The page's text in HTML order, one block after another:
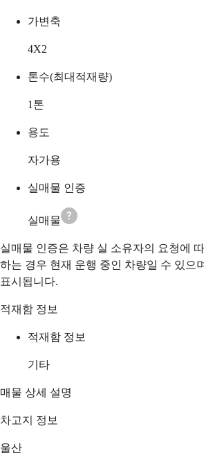
가변축
4X2
톤수(최대적재량)
1 톤
용도
자가용
실매물 인증
실매물
실매물 인증은 차량 실 소유자의 요청에
하는 경우 현재 운행 중인 차량일 수 있으
표시됩니다.
적재함 정보
적재함 정보
기타
매물 상세 설명
차고지 정보
울산